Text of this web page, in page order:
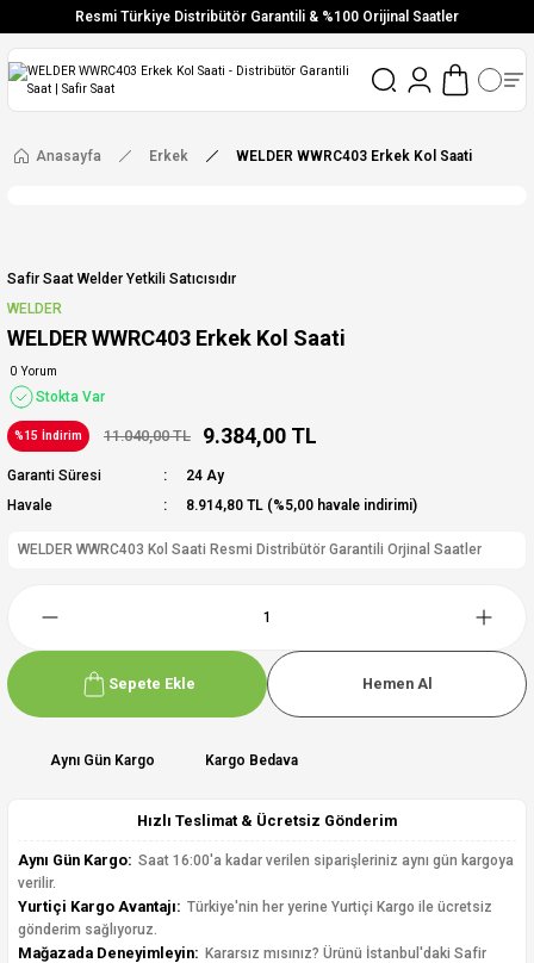
Resmi Türkiye Distribütör Garantili & %100 Orijinal Saatler
Vade Farksız 6 Taksit
Ücretsiz Kargo
Anasayfa Erkek WELDER WWRC403 Erkek Kol Saati
Safir Saat Welder Yetkili Satıcısıdır
WELDER
WELDER WWRC403 Erkek Kol Saati
0 Yorum
Stokta Var
%15 İndirim 11.040,00 TL 9.384,00 TL
Garanti Süresi
24 Ay
Havale
8.914,80 TL (%5,00 havale indirimi)
WELDER WWRC403 Kol Saati Resmi Distribütör Garantili Orjinal Saatler
Sepete Ekle Hemen Al
Aynı Gün Kargo Kargo Bedava
Hızlı Teslimat & Ücretsiz Gönderim
Aynı Gün Kargo: Saat 16:00'a kadar verilen siparişleriniz aynı gün kargoya
verilir.
Yurtiçi Kargo Avantajı: Türkiye'nin her yerine Yurtiçi Kargo ile ücretsiz
gönderim sağlıyoruz.
Mağazada Deneyimleyin: Kararsız mısınız? Ürünü İstanbul'daki Safir